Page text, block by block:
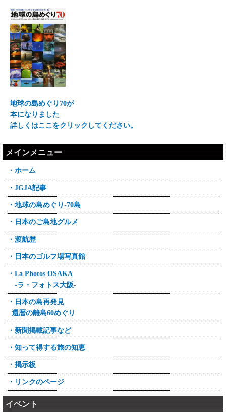
地球の島めぐり70が
本になりました
詳しくはここをクリックしてください。
メインメニュー
・ホーム
・JGJA記事
・地球の島めぐり-70島
・日本のご島地グルメ
・渡航歴
・日本のゴルフ場写真館
・La Photos OSAKA
-ラ・フォトス大阪-
・日本の島再発見
還暦の離島60めぐり
・新聞掲載記事など
・知って得する旅の知恵
・掲示板
・リンクのページ
イベント